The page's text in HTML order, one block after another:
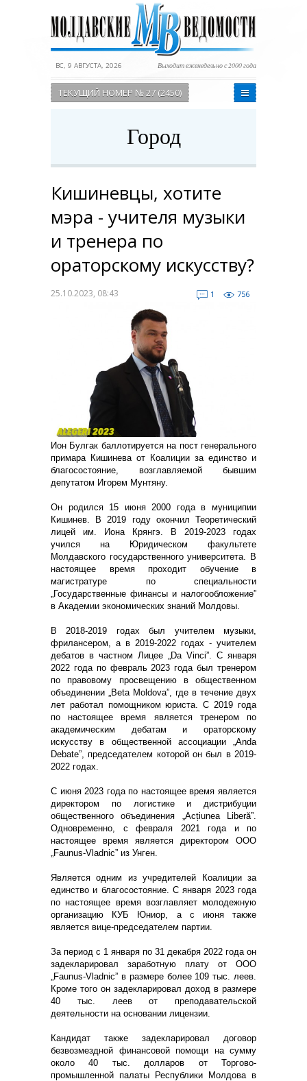
ВС, 9 АВГУСТА, 2026 Выходит еженедельно с 2000 года
ТЕКУЩИЙ НОМЕР № 27 (2450)
Город
Кишиневцы, хотите
мэра - учителя музыки
и тренера по
ораторскому искусству?
25.10.2023, 08:43 1 756
Ион Булгак баллотируется на пост генерального
примара Кишинева от Коалиции за единство и
благосостояние, возглавляемой бывшим
депутатом Игорем Мунтяну.
Он родился 15 июня 2000 года в муниципии
Кишинев. В 2019 году окончил Теоретический
лицей им. Иона Крянгэ. В 2019-2023 годах
учился на Юридическом факультете
Молдавского государственного университета. В
настоящее время проходит обучение в
магистратуре по специальности
„Государственные финансы и налогообложение”
в Академии экономических знаний Молдовы.
В 2018-2019 годах был учителем музыки,
фрилансером, а в 2019-2022 годах - учителем
дебатов в частном Лицее „Da Vinci”. С января
2022 года по февраль 2023 года был тренером
по правовому просвещению в общественном
объединении „Beta Moldova”, где в течение двух
лет работал помощником юриста. С 2019 года
по настоящее время является тренером по
академическим дебатам и ораторскому
искусству в общественной ассоциации „Anda
Debate”, председателем которой он был в 2019-
2022 годах.
С июня 2023 года по настоящее время является
директором по логистике и дистрибуции
общественного объединения „Acțiunea Liberă”.
Одновременно, с февраля 2021 года и по
настоящее время является директором ООО
„Faunus-Vladnic” из Унген.
Является одним из учредителей Коалиции за
единство и благосостояние. С января 2023 года
по настоящее время возглавляет молодежную
организацию КУБ Юниор, а с июня также
является вице-председателем партии.
За период с 1 января по 31 декабря 2022 года он
задекларировал заработную плату от ООО
„Faunus-Vladnic” в размере более 109 тыс. леев.
Кроме того он задекларировал доход в размере
40 тыс. леев от преподавательской
деятельности на основании лицензии.
Кандидат также задекларировал договор
безвозмездной финансовой помощи на сумму
около 40 тыс. долларов от Торгово-
промышленной палаты Республики Молдова в